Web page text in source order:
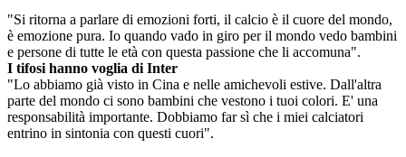
"Si ritorna a parlare di emozioni forti, il calcio è il cuore del mondo,
è emozione pura. Io quando vado in giro per il mondo vedo bambini
e persone di tutte le età con questa passione che li accomuna".
I tifosi hanno voglia di Inter
"Lo abbiamo già visto in Cina e nelle amichevoli estive. Dall'altra
parte del mondo ci sono bambini che vestono i tuoi colori. E' una
responsabilità importante. Dobbiamo far sì che i miei calciatori
entrino in sintonia con questi cuori".